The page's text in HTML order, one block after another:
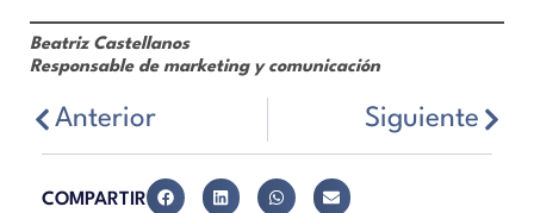
Beatriz Castellanos
Responsable de marketing y comunicación
Anterior Siguiente
COMPARTIR